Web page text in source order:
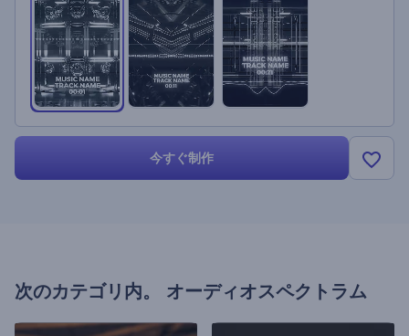
今すぐ制作
次のカテゴリ内。 オーディオスペクトラム